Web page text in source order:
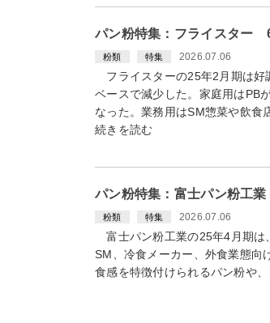
パン粉特集：フライスター
粉類 特集 2026.07.06
フライスターの25年2月期は好
ベースで減少した。家庭用はPB
なった。業務用はSM惣菜や飲食
続きを読む
パン粉特集：富士パン粉工
粉類 特集 2026.07.06
富士パン粉工業の25年4月期は
SM、冷食メーカー、外食業態
食感を特徴付けられるパン粉や